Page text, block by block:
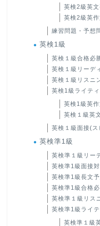
英検2級英
英検2級英
練習問題・予想
英検1級
英検１級合格必
英検１級リーデ
英検１級リスニ
英検1級ライテ
英検1級英作
英検１級英
英検１級面接(
英検準1級
英検準１級リー
英検準1級面接
英検準1級長文
英検準1級合格
英検準１級リス
英検準1級ライ
英検準１級